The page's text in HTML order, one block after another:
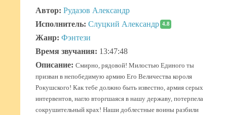
Автор: Рудазов Александр
Исполнитель: Слуцкий Александр 4.8
Жанр: Фэнтези
Время звучания: 13:47:48
Описание: Смирно, рядовой! Милостью Единого ты
призван в непобедимую армию Его Величества короля
Рокушского! Как тебе должно быть известно, армия серых
интервентов, нагло вторгшаяся в нашу державу, потерпела
сокрушительный крах! Наши доблестные воины разбили